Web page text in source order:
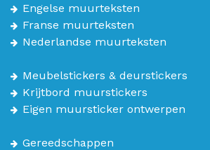
Engelse muurteksten
Franse muurteksten
Nederlandse muurteksten
Meubelstickers & deurstickers
Krijtbord muurstickers
Eigen muursticker ontwerpen
Gereedschappen